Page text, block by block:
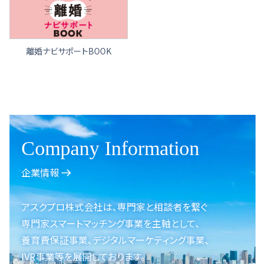
離婚ナビサポートBOOK
Company Information
企業情報
アスクプロ株式会社は、専門家と相談者を繋ぐ
専門家スマートマッチング事業を主軸として、
養育費保証事業、 デジタルマーケティング事業、
IVR事業等を展開しております。